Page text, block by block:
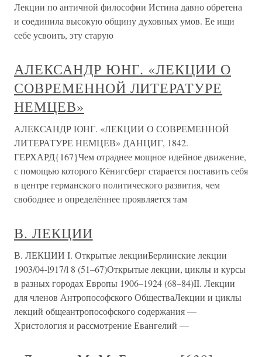
Лекции по античной философии Истина давно обретена
и соединила высокую общину духовных умов. Ее ищи
себе усвоить, эту старую
АЛЕКСАНДР ЮНГ. «ЛЕКЦИИ О
СОВРЕМЕННОЙ ЛИТЕРАТУРЕ
НЕМЦЕВ»
АЛЕКСАНДР ЮНГ. «ЛЕКЦИИ О СОВРЕМЕННОЙ
ЛИТЕРАТУРЕ НЕМЦЕВ» ДАНЦИГ, 1842.
ГЕРХАРД{167}Чем отраднее мощное идейное движение,
с помощью которого Кёнигсберг старается поставить себя
в центре германского политического развития, чем
свободнее и определённее проявляется там
В. ЛЕКЦИИ
В. ЛЕКЦИИ I. Открытые лекцииБерлинские лекции
1903/04-l917/l 8 (51–67)Открытые лекции, циклы и курсы
в разных городах Европы 1906–1924 (68–84)II. Лекции
для членов Антропософского ОбществаЛекции и циклы
лекций общеантропософского содержания —
Христология и рассмотрение Евангелий —